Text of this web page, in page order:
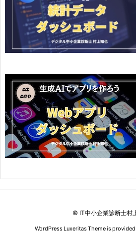
© IT中小企業診断士村
WordPress Luxeritas Theme is